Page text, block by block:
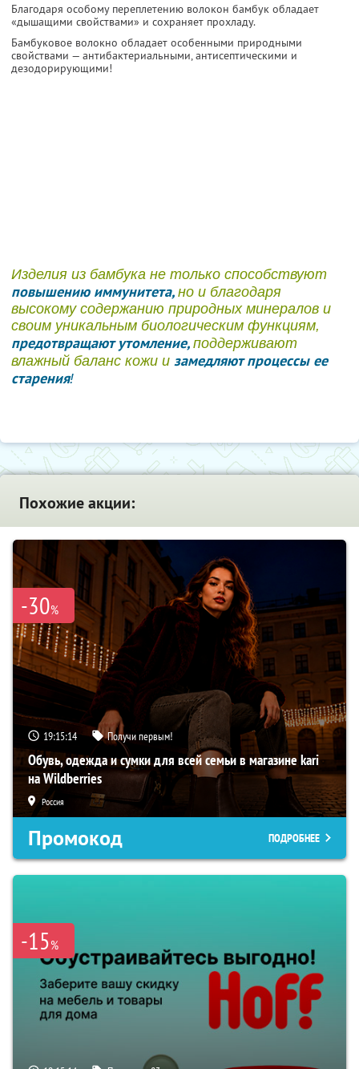
Благодаря особому переплетению волокон бамбук обладает
«дышащими свойствами» и сохраняет прохладу.
Бамбуковое волокно обладает особенными природными
свойствами — антибактериальными, антисептическими и
дезодорирующими!
Изделия из бамбука не только способствуют
повышению иммунитета, но и благодаря
высокому содержанию природных минералов и
своим уникальным биологическим функциям,
предотвращают утомление, поддерживают
влажный баланс кожи и замедляют процессы ее
старения!
Похожие акции:
-30%
19:15:13 Получи первым!
Обувь, одежда и сумки для всей семьи в магазине kari
на Wildberries
Россия
Промокод ПОДРОБНЕЕ
-15%